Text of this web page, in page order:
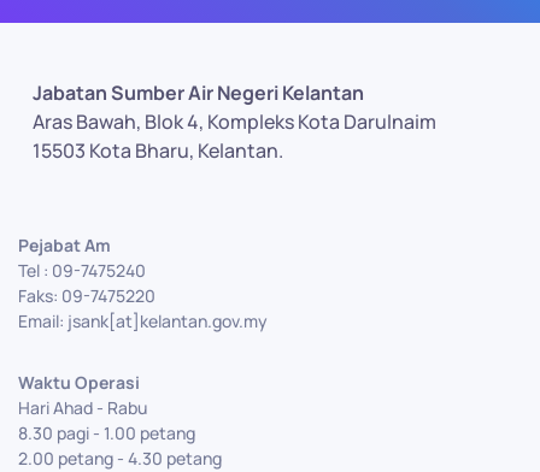
Jabatan Sumber Air Negeri Kelantan
Aras Bawah, Blok 4, Kompleks Kota Darulnaim
15503 Kota Bharu, Kelantan.
Pejabat Am
Tel : 09-7475240
Faks: 09-7475220
Email: jsank[at]kelantan.gov.my
Waktu Operasi
Hari Ahad - Rabu
8.30 pagi - 1.00 petang
2.00 petang - 4.30 petang